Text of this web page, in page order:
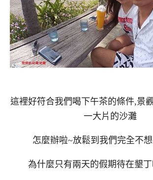
這裡好符合我們喝下午茶的條件,景
一大片的沙灘
怎麼辦啦~放鬆到我們完全不
為什麼只有兩天的假期待在墾